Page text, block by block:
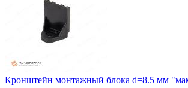
Кронштейн монтажный блока d=8.5 мм